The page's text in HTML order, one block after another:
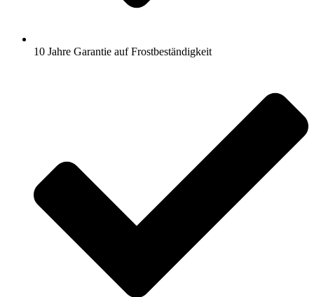
10 Jahre Garantie auf Frostbeständigkeit